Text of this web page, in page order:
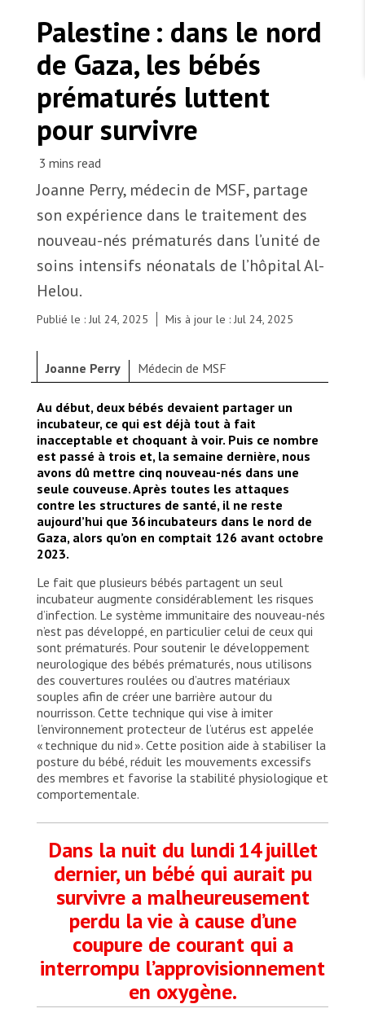
Les États négligent leur obligation de protéger les
personnes civiles et les services de santé en temps
de guerre
Urgence Ebola
Séismes au Venezuela : conséquences et intervention
de MSF
Dons des fondations
Partenariat d’entreprise
MSF l'entrepôt. Un cadeau qui en dit long.
Les Amis de MSF
Travailler avec MSF
Travailler à l’étranger
Travailler au Canada
Nous recrutons : Logisticien ou logisticienne
technique
Dans le nord de Gaza, faute d’incubateurs en
quantité suffisante, le personnel est contraint de
placer plusieurs bébés prématurés dans chaque
couveuse, malgré le risque d’infection. Palestine,
2025. © Joanne Perry/MSF
Palestine : dans le nord
de Gaza, les bébés
prématurés luttent
pour survivre
Joanne Perry, médecin de MSF, partage
son expérience dans le traitement des
nouveau-nés prématurés dans l’unité de
soins intensifs néonatals de l’hôpital Al-
Helou.
Publié le : Jul 24, 2025 Mis à jour le : Jul 24, 2025
Joanne Perry Médecin de MSF
Au début, deux bébés devaient partager un
incubateur, ce qui est déjà tout à fait
inacceptable et choquant à voir. Puis ce nombre
est passé à trois et, la semaine dernière, nous
avons dû mettre cinq nouveau-nés dans une
seule couveuse. Après toutes les attaques
contre les structures de santé, il ne reste
aujourd’hui que 36 incubateurs dans le nord de
Gaza, alors qu’on en comptait 126 avant octobre
2023.
Le fait que plusieurs bébés partagent un seul
incubateur augmente considérablement les risques
d’infection. Le système immunitaire des nouveau-nés
n’est pas développé, en particulier celui de ceux qui
sont prématurés. Pour soutenir le développement
neurologique des bébés prématurés, nous utilisons
des couvertures roulées ou d’autres matériaux
souples afin de créer une barrière autour du
nourrisson. Cette technique qui vise à imiter
l’environnement protecteur de l’utérus est appelée
« technique du nid ». Cette position aide à stabiliser la
posture du bébé, réduit les mouvements excessifs
des membres et favorise la stabilité physiologique et
comportementale.
Dans la nuit du lundi 14 juillet
dernier, un bébé qui aurait pu
survivre a malheureusement
perdu la vie à cause d’une
coupure de courant qui a
interrompu l’approvisionnement
en oxygène.